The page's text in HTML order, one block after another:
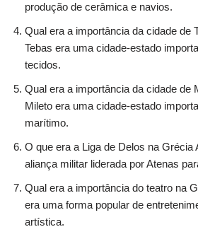
produção de cerâmica e navios.
Qual era a importância da cidade de
Tebas era uma cidade-estado
tecidos.
Qual era a importância da cidade de
Mileto era uma cidade-estado
marítimo.
O que era a Liga de Delos na Grécia
aliança militar liderada por Atenas
Qual era a importância do teatro na
era uma forma popular de
artística.